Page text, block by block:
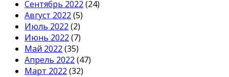
Сентябрь 2022 (24)
Август 2022 (5)
Июль 2022 (2)
Июнь 2022 (7)
Май 2022 (35)
Апрель 2022 (47)
Март 2022 (32)